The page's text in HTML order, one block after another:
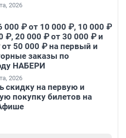
2026
000 ₽ от 10 000 ₽, 10 000 ₽
₽, 20 000 ₽ от 30 000 ₽ и
50 000 ₽ на первый и
заказы по
НАБЕРИ
2026
скидку на первую и
покупку билетов на